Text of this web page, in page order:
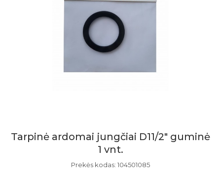
Tarpinė ardomai jungčiai D11/2" guminė
1 vnt.
Prekės kodas: 104501085